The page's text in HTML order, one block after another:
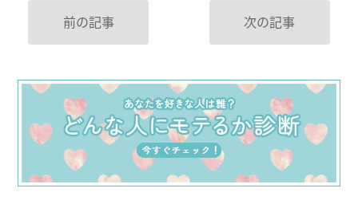
前の記事 次の記事